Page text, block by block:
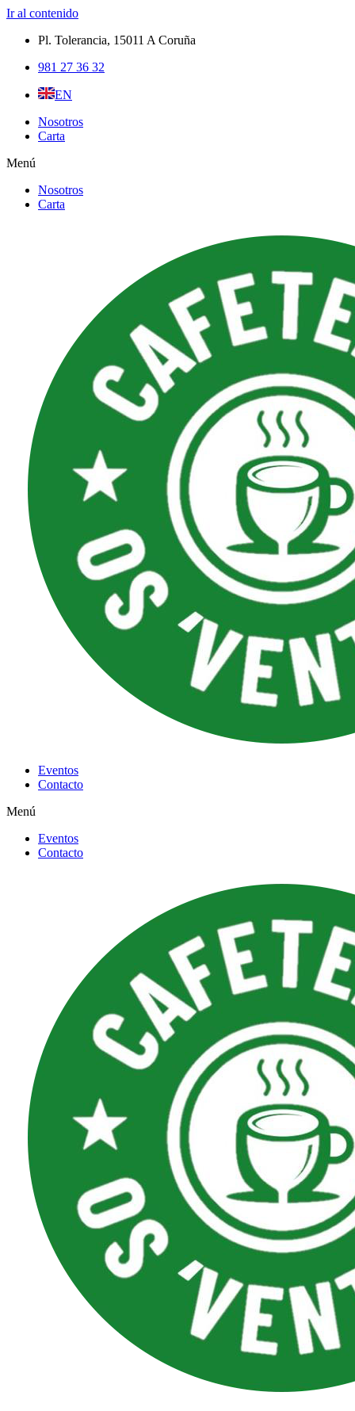
Ir al contenido
Pl. Tolerancia, 15011 A Coruña​
981 27 36 32
EN
Nosotros
Carta
Menú
Nosotros
Carta
Eventos
Contacto
Menú
Eventos
Contacto